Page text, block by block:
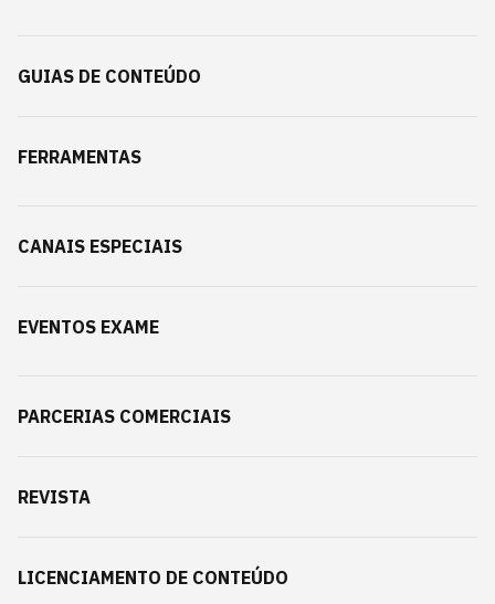
GUIAS DE CONTEÚDO
FERRAMENTAS
CANAIS ESPECIAIS
EVENTOS EXAME
PARCERIAS COMERCIAIS
REVISTA
LICENCIAMENTO DE CONTEÚDO